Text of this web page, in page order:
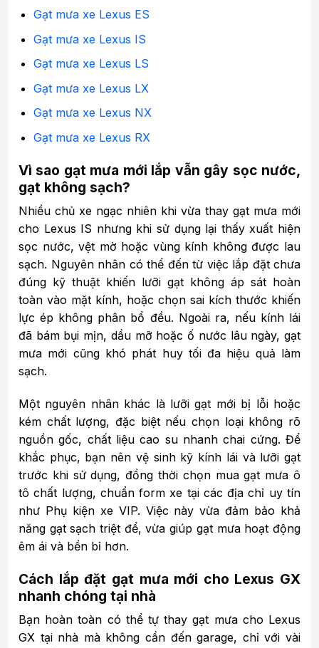
Gạt mưa xe Lexus ES
Gạt mưa xe Lexus IS
Gạt mưa xe Lexus LS
Gạt mưa xe Lexus LX
Gạt mưa xe Lexus NX
Gạt mưa xe Lexus RX
Vì sao gạt mưa mới lắp vẫn gây sọc nước,
gạt không sạch?
Nhiều chủ xe ngạc nhiên khi vừa thay gạt mưa mới
cho Lexus IS nhưng khi sử dụng lại thấy xuất hiện
sọc nước, vệt mờ hoặc vùng kính không được lau
sạch. Nguyên nhân có thể đến từ việc lắp đặt chưa
đúng kỹ thuật khiến lưỡi gạt không áp sát hoàn
toàn vào mặt kính, hoặc chọn sai kích thước khiến
lực ép không phân bổ đều. Ngoài ra, nếu kính lái
đã bám bụi mịn, dầu mỡ hoặc ố nước lâu ngày, gạt
mưa mới cũng khó phát huy tối đa hiệu quả làm
sạch.
Một nguyên nhân khác là lưỡi gạt mới bị lỗi hoặc
kém chất lượng, đặc biệt nếu chọn loại không rõ
nguồn gốc, chất liệu cao su nhanh chai cứng. Để
khắc phục, bạn nên vệ sinh kỹ kính lái và lưỡi gạt
trước khi sử dụng, đồng thời chọn mua gạt mưa ô
tô chất lượng, chuẩn form xe tại các địa chỉ uy tín
như Phụ kiện xe VIP. Việc này vừa đảm bảo khả
năng gạt sạch triệt để, vừa giúp gạt mưa hoạt động
êm ái và bền bỉ hơn.
Cách lắp đặt gạt mưa mới cho Lexus GX
nhanh chóng tại nhà
Bạn hoàn toàn có thể tự thay gạt mưa cho Lexus
GX tại nhà mà không cần đến garage, chỉ với vài